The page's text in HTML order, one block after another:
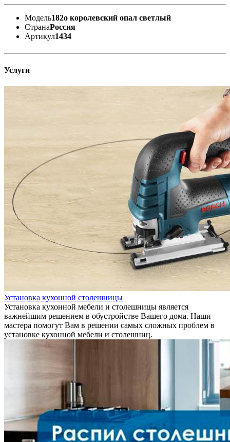
Модель182о королевский опал светлый
СтранаРоссия
Артикул1434
Услуги
Установка кухонной столешницы
Установка кухонной мебели и столешницы является
важнейшим решением в обустройстве Вашего дома. Наши
мастера помогут Вам в решении самых сложных проблем в
установке кухонной мебели и столешниц.